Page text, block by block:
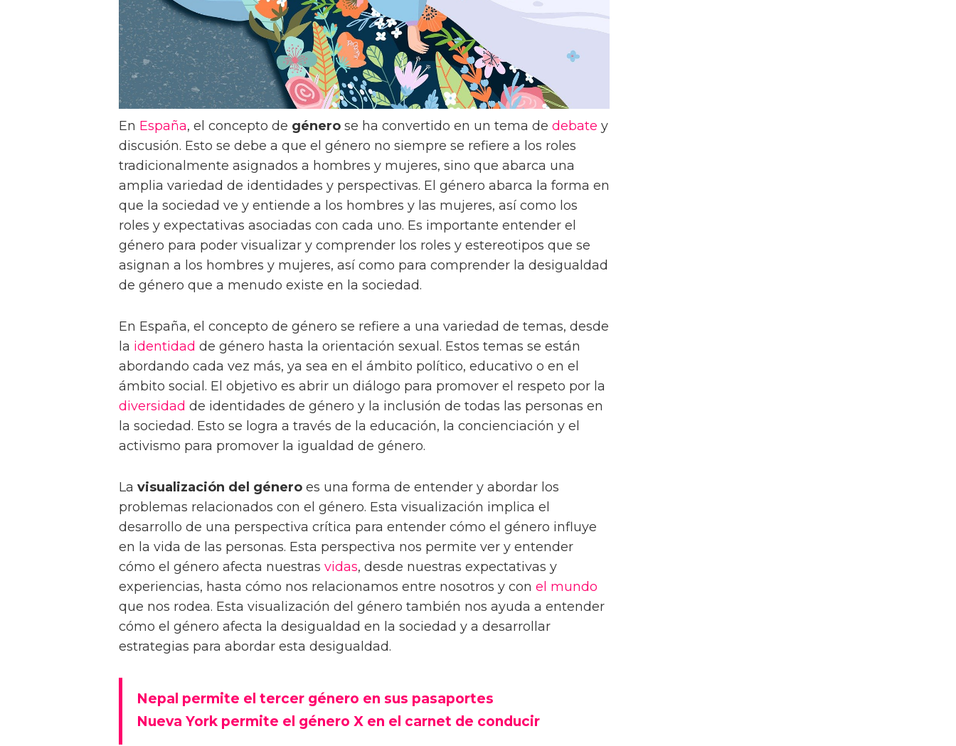
En España, el concepto de género se ha convertido en un tema de debate y
discusión. Esto se debe a que el género no siempre se refiere a los roles
tradicionalmente asignados a hombres y mujeres, sino que abarca una
amplia variedad de identidades y perspectivas. El género abarca la forma en
que la sociedad ve y entiende a los hombres y las mujeres, así como los
roles y expectativas asociadas con cada uno. Es importante entender el
género para poder visualizar y comprender los roles y estereotipos que se
asignan a los hombres y mujeres, así como para comprender la desigualdad
de género que a menudo existe en la sociedad.
En España, el concepto de género se refiere a una variedad de temas, desde
la identidad de género hasta la orientación sexual. Estos temas se están
abordando cada vez más, ya sea en el ámbito político, educativo o en el
ámbito social. El objetivo es abrir un diálogo para promover el respeto por la
diversidad de identidades de género y la inclusión de todas las personas en
la sociedad. Esto se logra a través de la educación, la concienciación y el
activismo para promover la igualdad de género.
La visualización del género es una forma de entender y abordar los
problemas relacionados con el género. Esta visualización implica el
desarrollo de una perspectiva crítica para entender cómo el género influye
en la vida de las personas. Esta perspectiva nos permite ver y entender
cómo el género afecta nuestras vidas, desde nuestras expectativas y
experiencias, hasta cómo nos relacionamos entre nosotros y con el mundo
que nos rodea. Esta visualización del género también nos ayuda a entender
cómo el género afecta la desigualdad en la sociedad y a desarrollar
estrategias para abordar esta desigualdad.
Nepal permite el tercer género en sus pasaportes
Nueva York permite el género X en el carnet de conducir